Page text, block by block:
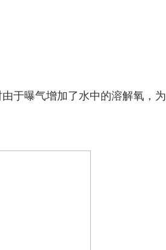
于曝气增加了水中的溶解氧，